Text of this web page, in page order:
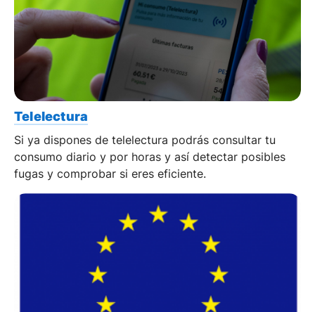
Telelectura
Si ya dispones de telelectura podrás consultar tu
consumo diario y por horas y así detectar posibles
fugas y comprobar si eres eficiente.